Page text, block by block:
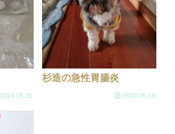
2024.05.31
杉造の急性胃腸炎
2024.05.19